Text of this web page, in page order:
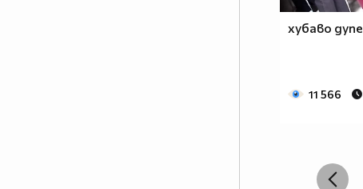
хубаво дупе
11 566